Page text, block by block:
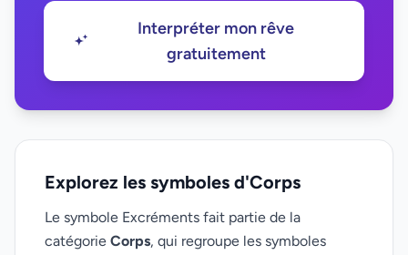
Interpréter mon rêve
gratuitement
Explorez les symboles d'Corps
Le symbole Excréments fait partie de la
catégorie Corps, qui regroupe les symboles